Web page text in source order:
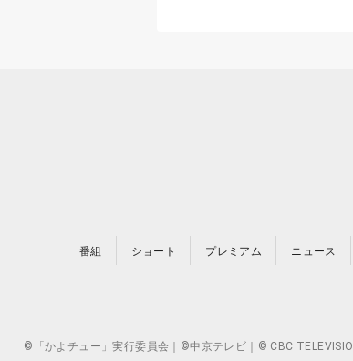
番組 ショート プレミアム ニュース
©「かよチュー」実行委員会｜©中京テレビ｜© CBC